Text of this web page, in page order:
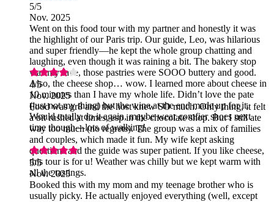
5/5
Nov. 2025
Went on this food tour with my partner and honestly it was
the highlight of our Paris trip. Our guide, Leo, was hilarious
and super friendly—he kept the whole group chatting and
laughing, even though it was raining a bit. The bakery stop
was my fave, those pastries were SOOO buttery and good.
Also, the cheese shop… wow. I learned more about cheese in
10 minutes than I have my whole life. Didn’t love the pate
(just not my thing) but the wine at the end made up for it.
Would totally do it again, maybe wear comfier shoes next
time though—lots of walking!
4/5
Nov. 2025
Food was gr8 and the host knew SO much. Only thing, it felt
a bit rushed at times, esp in the chocolate shop. But I still ate
way too much (no regrets). The group was a mix of families
and couples, which made it fun. My wife kept asking
questions and the guide was super patient. If you like cheese,
this tour is for u! Weather was chilly but we kept warm with
all the tastings.
5/5
Nov. 2025
Booked this with my mom and my teenage brother who is
usually picky. He actually enjoyed everything (well, except